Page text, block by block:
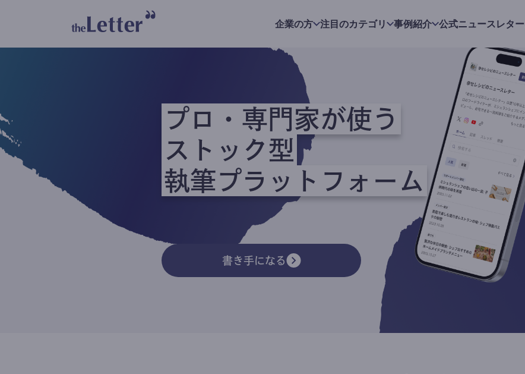
企業の方 注目のカテゴリ 事例紹介 公式ニュースレター
プロ・専門家が使う
ストック型
執筆プラットフォーム
書き手になる